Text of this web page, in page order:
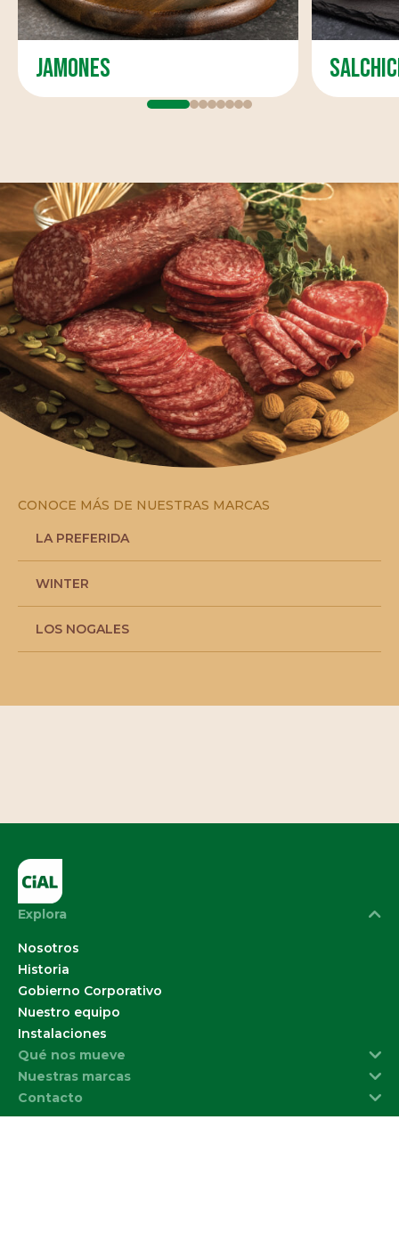
jamones
CONOCE MÁS DE NUESTRAS MARCAS
LA PREFERIDA
WINTER
LOS NOGALES
Explora
Nosotros
Historia
Gobierno Corporativo
Nuestro equipo
Instalaciones
Qué nos mueve
Nuestras marcas
Contacto